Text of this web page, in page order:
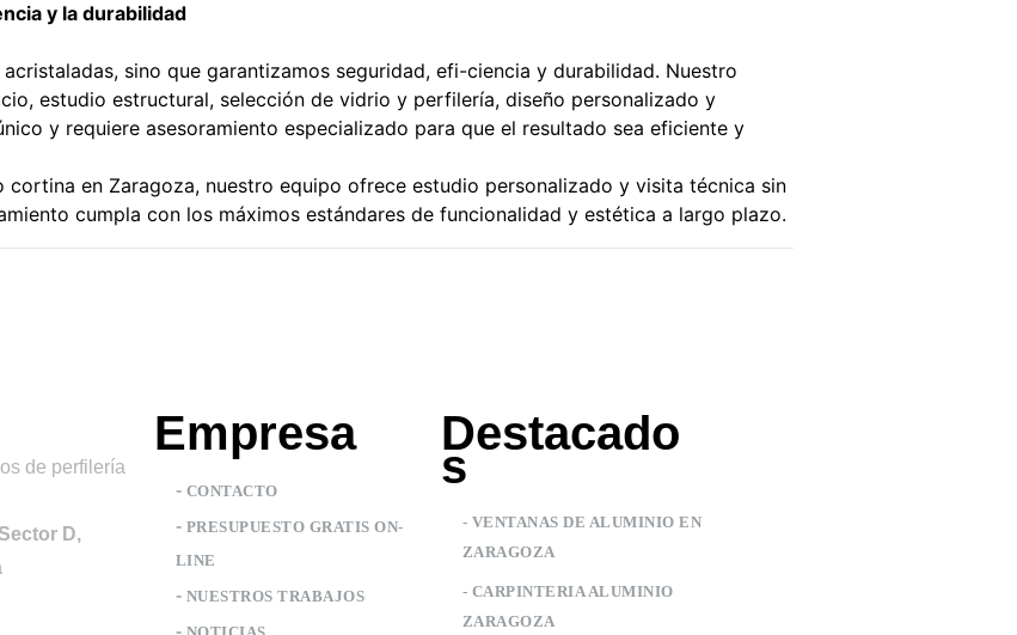
y la durabilidad
sino que garantizamos seguridad, efi-ciencia y durabilidad. Nuestro
estudio estructural, selección de vidrio y perfilería, diseño personalizado y
y requiere asesoramiento especializado para que el resultado sea eficiente y
cortina en Zaragoza, nuestro equipo ofrece estudio personalizado y visita técnica sin
cumpla con los máximos estándares de funcionalidad y estética a largo plazo.
de perfilería
D,
Empresa
- CONTACTO
- PRESUPUESTO GRATIS ON-
LINE
- NUESTROS TRABAJOS
Destacado
s
- VENTANAS DE ALUMINIO EN
ZARAGOZA
- CARPINTERIA ALUMINIO
ZARAGOZA